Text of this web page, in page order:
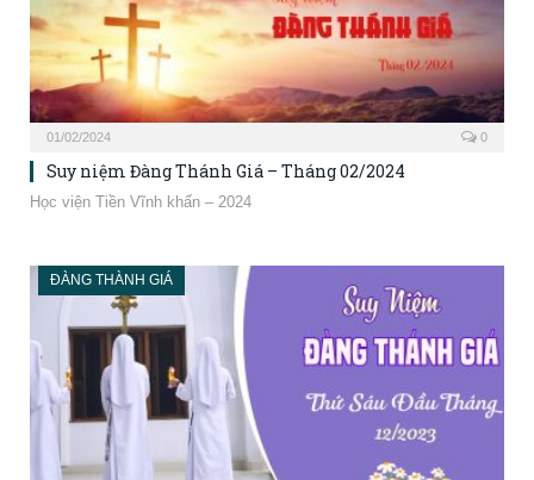
01/02/2024 0
Suy niệm Đàng Thánh Giá – Tháng 02/2024
Học viện Tiền Vĩnh khấn – 2024
ĐÀNG THÀNH GIÁ